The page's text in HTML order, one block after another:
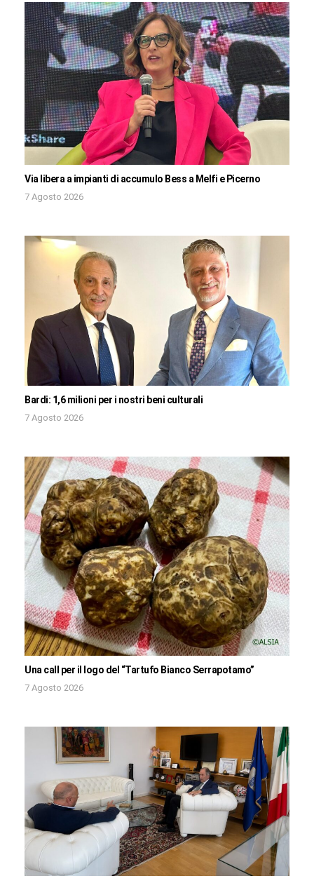
Via libera a impianti di accumulo Bess a Melfi e Picerno
7 Agosto 2026
Bardi: 1,6 milioni per i nostri beni culturali
7 Agosto 2026
Una call per il logo del “Tartufo Bianco Serrapotamo”
7 Agosto 2026